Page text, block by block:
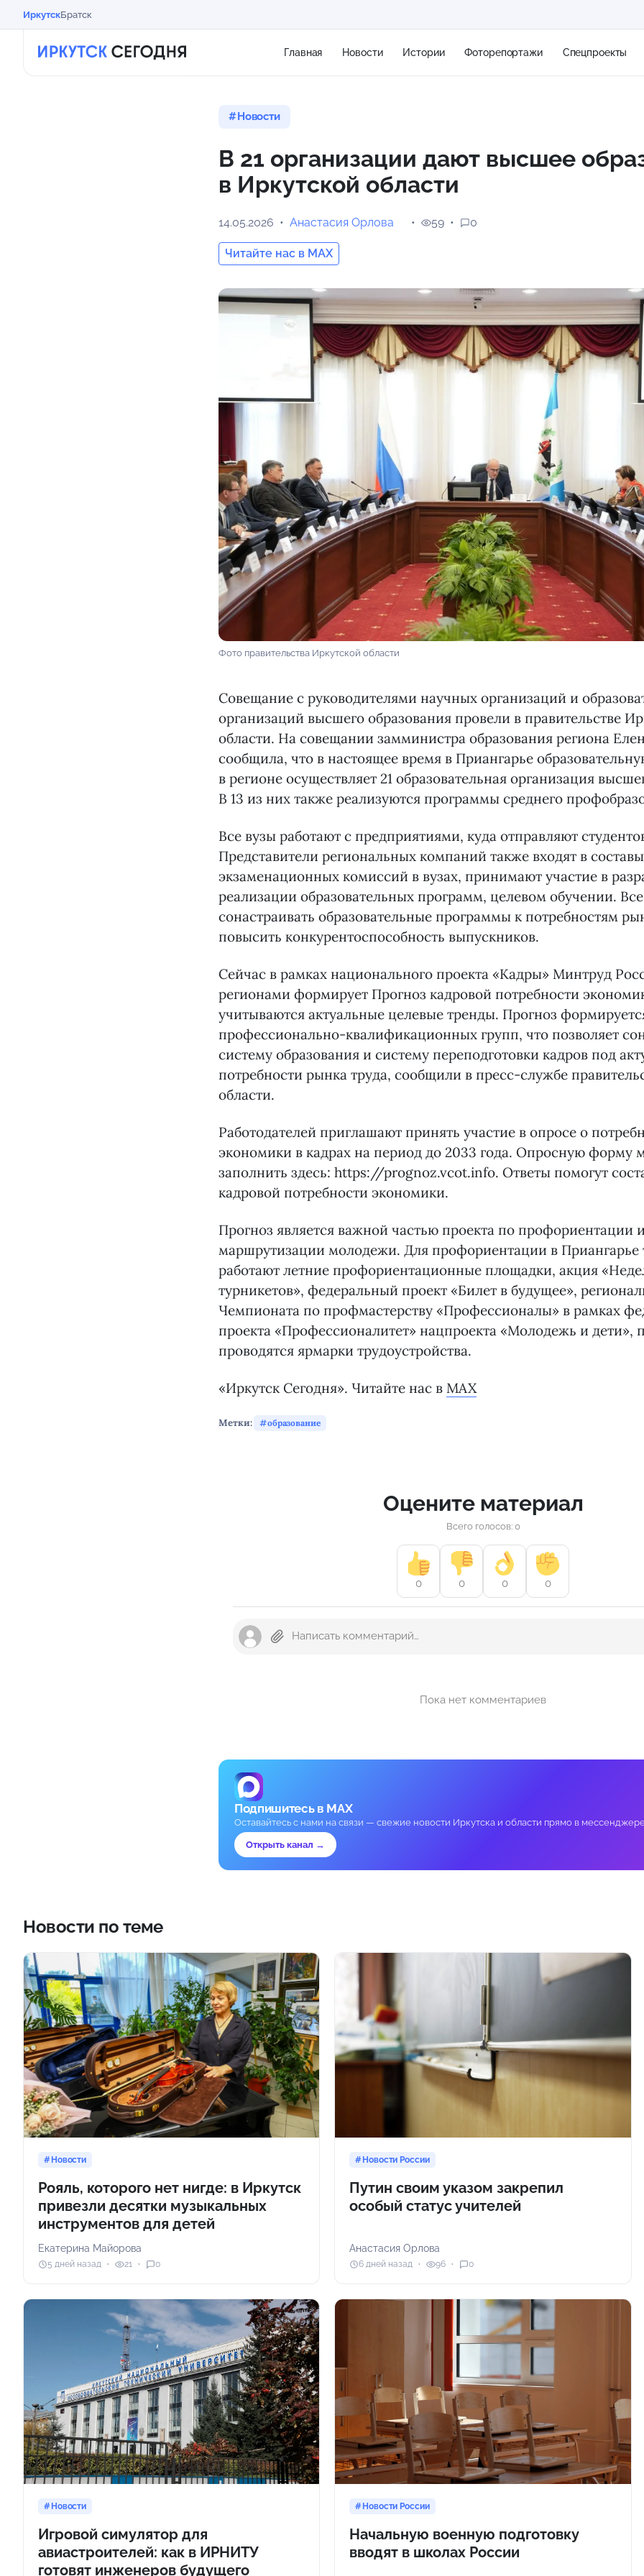
ИркутскБратск
Главная Новости Истории Фоторепортажи Спецпроекты
Новости
В 21 организации дают высшее
в Иркутской области
14.05.2026 Анастасия Орлова
Читайте нас в MAX
59 0
Фото правительства Иркутской области
Совещание с руководителями научных организаций и
организаций высшего образования провели в правительстве
области. На совещании замминистра образования региона
сообщила, что в настоящее время в Приангарье
в регионе осуществляет 21 образовательная организация
В 13 из них также реализуются программы среднего
Все вузы работают с предприятиями, куда отправляют
Представители региональных компаний также входят в составы
экзаменационных комиссий в вузах, принимают участие в
реализации образовательных программ, целевом обучении. Все
сонастраивать образовательные программы к потребностям
повысить конкурентоспособность выпускников.
Сейчас в рамках национального проекта «Кадры» Минтруд
регионами формирует Прогноз кадровой потребности
учитываются актуальные целевые тренды. Прогноз
профессионально-квалификационных групп, что позволяет
систему образования и систему переподготовки кадров под
потребности рынка труда, сообщили в пресс-службе
области.
Работодателей приглашают принять участие в опросе о
экономики в кадрах на период до 2033 года. Опросную форму
заполнить здесь: https://prognoz.vcot.info. Ответы помогут
кадровой потребности экономики.
Прогноз является важной частью проекта по профориентации
маршрутизации молодежи. Для профориентации в Приангарье
работают летние профориентационные площадки, акция
турникетов», федеральный проект «Билет в будущее»,
Чемпионата по профмастерству «Профессионалы» в рамках
проекта «Профессионалитет» нацпроекта «Молодежь и дети»,
проводятся ярмарки трудоустройства.
«Иркутск Сегодня». Читайте нас в MAX
Метки: образование
Оцените материал
Всего голосов: 0
0 0 0 0
Пока нет комментариев
Подпишитесь в MAX
Оставайтесь с нами на связи — свежие новости Иркутска и области прямо в
Открыть канал →
Новости по теме
Новости
Рояль, которого нет нигде: в Иркутск
привезли десятки музыкальных
инструментов для детей
Екатерина Майорова
5 дней назад 21 0
Новости России
Путин своим указом закрепил
особый статус учителей
Анастасия Орлова
6 дней назад 96 0
Новости
Игровой симулятор для
авиастроителей: как в ИРНИТУ
готовят инженеров будущего
Новости России
Начальную военную подготовку
вводят в школах России